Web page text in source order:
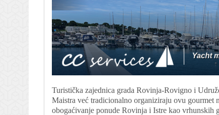
Turistička zajednica grada Rovinja-Rovigno i
Maistra već tradicionalno organiziraju ovu
obogaćivanje ponude Rovinja i Istre kao vrhunskih